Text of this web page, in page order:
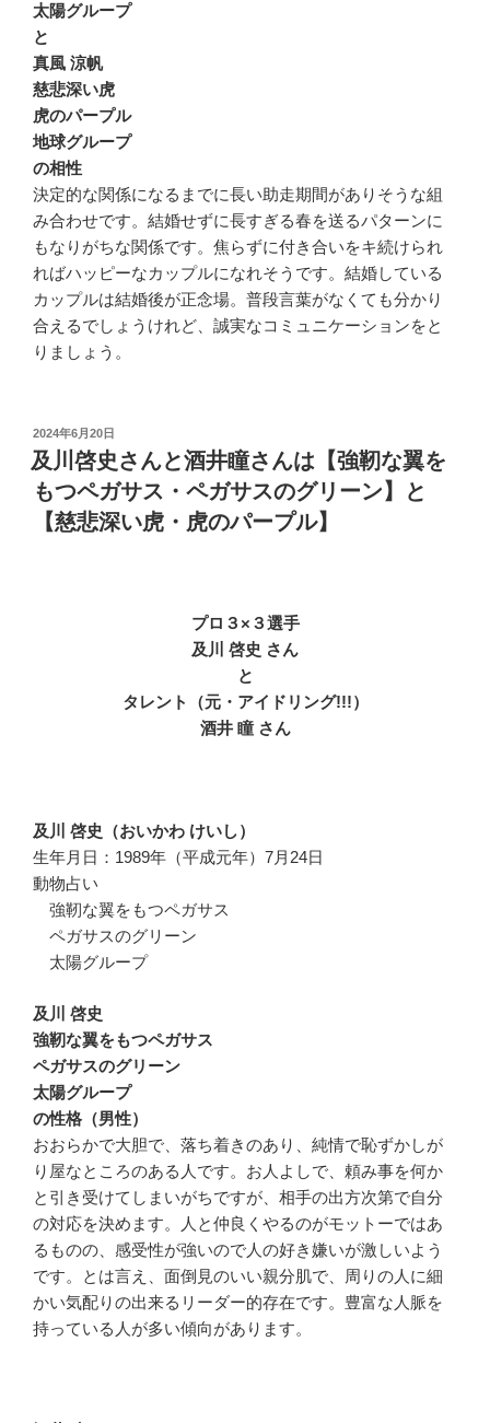
太陽グループ
と
真風 涼帆
慈悲深い虎
虎のパープル
地球グループ
の相性
決定的な関係になるまでに長い助走期間がありそうな組
み合わせです。結婚せずに長すぎる春を送るパターンに
もなりがちな関係です。焦らずに付き合いをキ続けられ
ればハッピーなカップルになれそうです。結婚している
カップルは結婚後が正念場。普段言葉がなくても分かり
合えるでしょうけれど、誠実なコミュニケーションをと
りましょう。
投
稿
日:
2024年6月20日
及川啓史さんと酒井瞳さんは【強靭な翼を
もつペガサス・ペガサスのグリーン】と
【慈悲深い虎・虎のパープル】
プロ３×３選手
及川 啓史 さん
と
タレント（元・アイドリング!!!）
酒井 瞳 さん
及川 啓史（おいかわ けいし）
生年月日：1989年（平成元年）7月24日
動物占い
強靭な翼をもつペガサス
ペガサスのグリーン
太陽グループ
及川 啓史
強靭な翼をもつペガサス
ペガサスのグリーン
太陽グループ
の性格（男性）
おおらかで大胆で、落ち着きのあり、純情で恥ずかしが
り屋なところのある人です。お人よしで、頼み事を何か
と引き受けてしまいがちですが、相手の出方次第で自分
の対応を決めます。人と仲良くやるのがモットーではあ
るものの、感受性が強いので人の好き嫌いが激しいよう
です。とは言え、面倒見のいい親分肌で、周りの人に細
かい気配りの出来るリーダー的存在です。豊富な人脈を
持っている人が多い傾向があります。